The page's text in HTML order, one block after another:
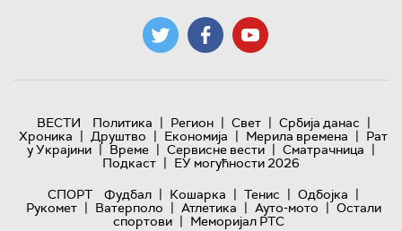
ВЕСТИ Политика | Регион | Свет | Србија данас |
Хроника | Друштво | Економија | Мерила времена | Рат
у Украјини | Време | Сервисне вести | Сматрачница |
Подкаст | ЕУ могућности 2026
СПОРТ
Фудбал | Кошарка | Тенис | Одбојка |
Рукомет | Ватерполо | Атлетика | Ауто-мото | Остали
спортови | Меморијал РТС